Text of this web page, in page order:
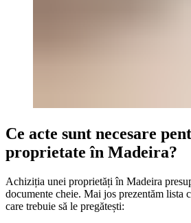
Ce acte sunt necesare
proprietate în Madeira?
Achiziția unei proprietăți în Madeira
documente cheie. Mai jos prezentăm lista
care trebuie să le pregătești: